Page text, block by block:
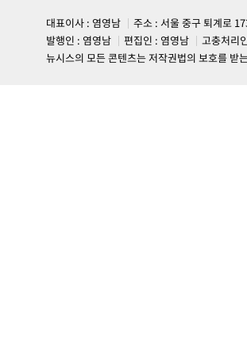
대표이사 : 염영남
주소 : 서울 중구 퇴계로
발행인 : 염영남
편집인 : 염영남
고충처리
뉴시스의 모든 콘텐츠는 저작권법의 보호를